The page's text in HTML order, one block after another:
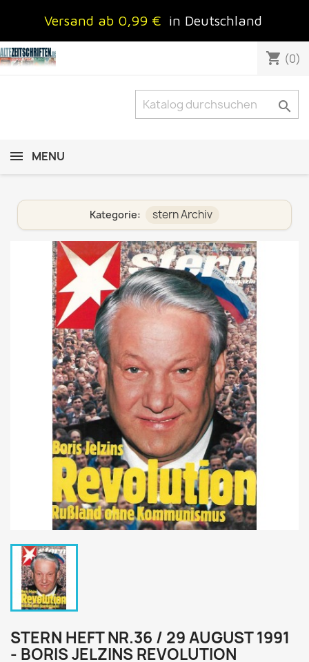
Versand ab 0,99 € in Deutschland
shopping_cart (0)

MENU
Kategorie: stern Archiv
STERN HEFT NR.36 / 29 AUGUST 1991
- BORIS JELZINS REVOLUTION